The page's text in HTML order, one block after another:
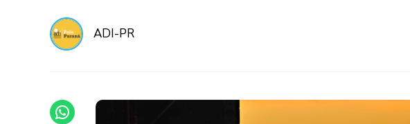
ADI-PR
Share on WhatsApp